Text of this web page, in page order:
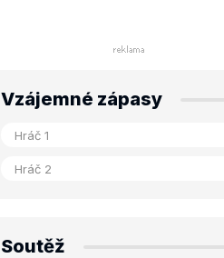
Vzájemné zápasy
Soutěž